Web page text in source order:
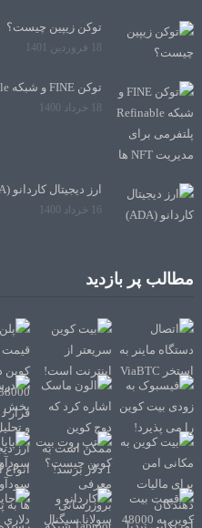
توکن زیپین چیست؟
18 فروردین 1401
توکن FINE و شبکه Refinable پلتفرمی برای مدیریت NFT ها
18 خرداد 1400
ارز دیجیتال کاردانو (ADA)
16 خرداد 1400
مطالب پر بازدید